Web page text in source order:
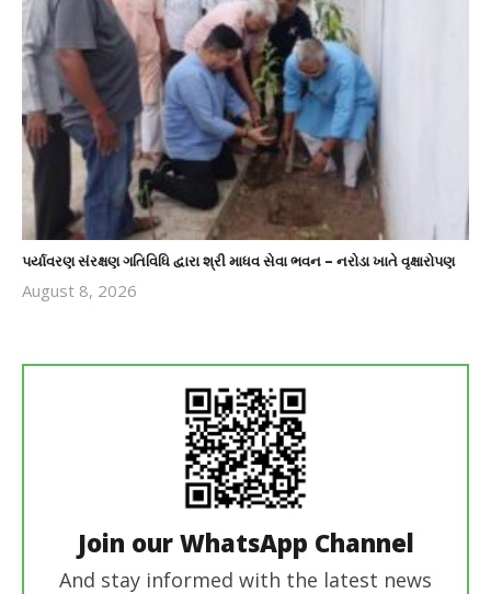
પર્યાવરણ સંરક્ષણ ગતિવિધિ દ્વારા શ્રી માધવ સેવા ભવન – નરોડા ખાતે વૃક્ષારોપણ
August 8, 2026
Join our WhatsApp Channel
And stay informed with the latest news